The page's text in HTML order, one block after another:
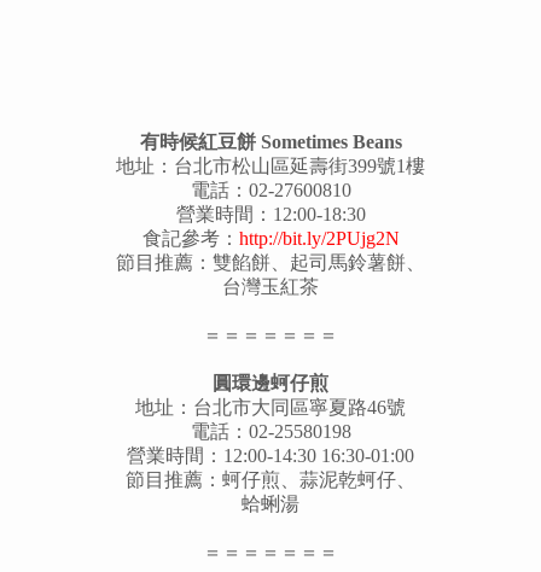
有時候紅豆餅 Sometimes Beans
地址：台北市松山區延壽街399號1樓
電話：02-27600810
營業時間：12:00-18:30
食記參考： http://bit.ly/2PUjg2N
節目推薦：雙餡餅、起司馬鈴薯餅、
台灣玉紅茶
＝＝＝＝＝＝＝
圓環邊蚵仔煎
地址：台北市大同區寧夏路46號
電話：02-25580198
營業時間：12:00-14:30 16:30-01:00
節目推薦：蚵仔煎、蒜泥乾蚵仔、
蛤蜊湯
＝＝＝＝＝＝＝